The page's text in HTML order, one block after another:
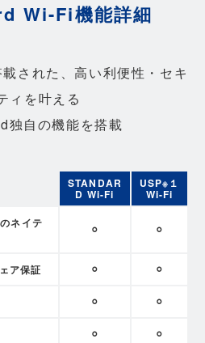
Wi-Fi機能詳細
された、高い利便性・セキ
ィを叶える
独自の機能を搭載
STANDAR
D Wi-Fi
USP※１
Wi-Fi
ネイテ
⚪︎ ⚪︎
ア保証 ⚪︎ ⚪︎
⚪︎ ⚪︎
⚪︎ ⚪︎